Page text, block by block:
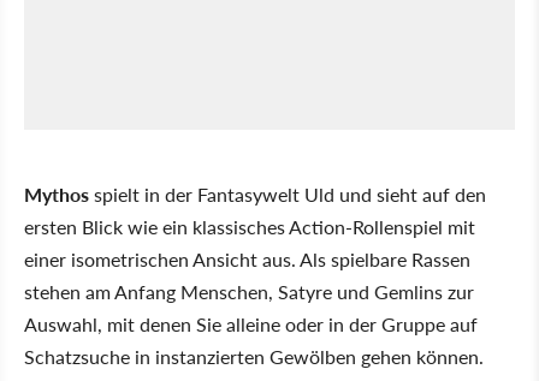
Mythosspielt in der Fantasywelt Uld und sieht auf den
ersten Blick wie ein klassisches Action-Rollenspiel mit
einer isometrischen Ansicht aus. Als spielbare Rassen
stehen am Anfang Menschen, Satyre und Gemlins zur
Auswahl, mit denen Sie alleine oder in der Gruppe auf
Schatzsuche in instanzierten Gewölben gehen können.